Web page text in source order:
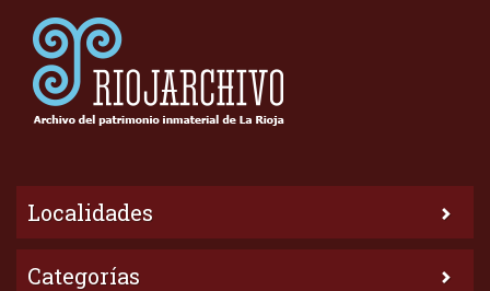
Localidades
Categorías